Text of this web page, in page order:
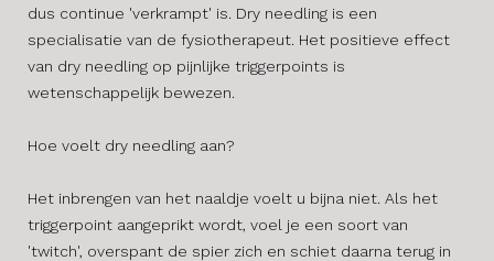
dus continue 'verkrampt' is. Dry needling is een
specialisatie van de fysiotherapeut. Het positieve effect
van dry needling op pijnlijke triggerpoints is
wetenschappelijk bewezen.
Hoe voelt dry needling aan?
Het inbrengen van het naaldje voelt u bijna niet. Als het
triggerpoint aangeprikt wordt, voel je een soort van
'twitch', overspant de spier zich en schiet daarna terug in